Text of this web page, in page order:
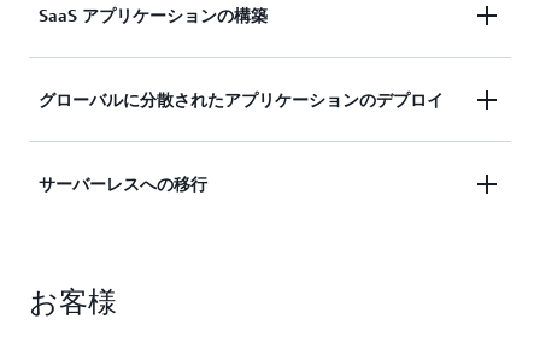
ランニング (ERP)、サプライチェーン、請求アプリ
ケーションなどのエンタープライズアプリケーショ
SaaS アプリケーションの構築
より、信頼性とパフォーマンスに優れたマルチテナ
ントの SaaS (Software-as a-Service) アプリケーショ
グローバルに分散されたアプリケーションのデプロイ
ョン、オンラインサービスなど、複数のリージョン
ます。
サーバーレスへの移行
金のみを支払うことで、最大 90% のコスト削減を
お客様